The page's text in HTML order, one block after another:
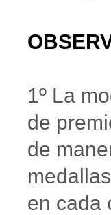
1º La
de
de
en cada